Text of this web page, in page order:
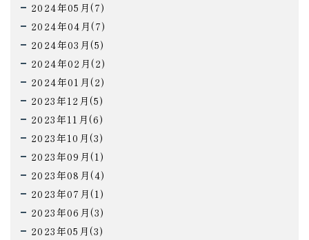
2024年05月(7)
2024年04月(7)
2024年03月(5)
2024年02月(2)
2024年01月(2)
2023年12月(5)
2023年11月(6)
2023年10月(3)
2023年09月(1)
2023年08月(4)
2023年07月(1)
2023年06月(3)
2023年05月(3)